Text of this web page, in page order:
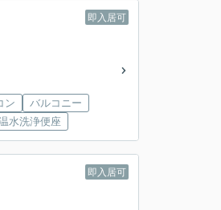
即入居可
ン
バルコニー
水洗浄便座
即入居可